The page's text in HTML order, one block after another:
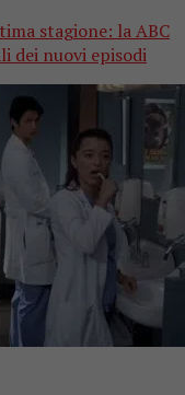
stagione: la ABC
dei nuovi episodi